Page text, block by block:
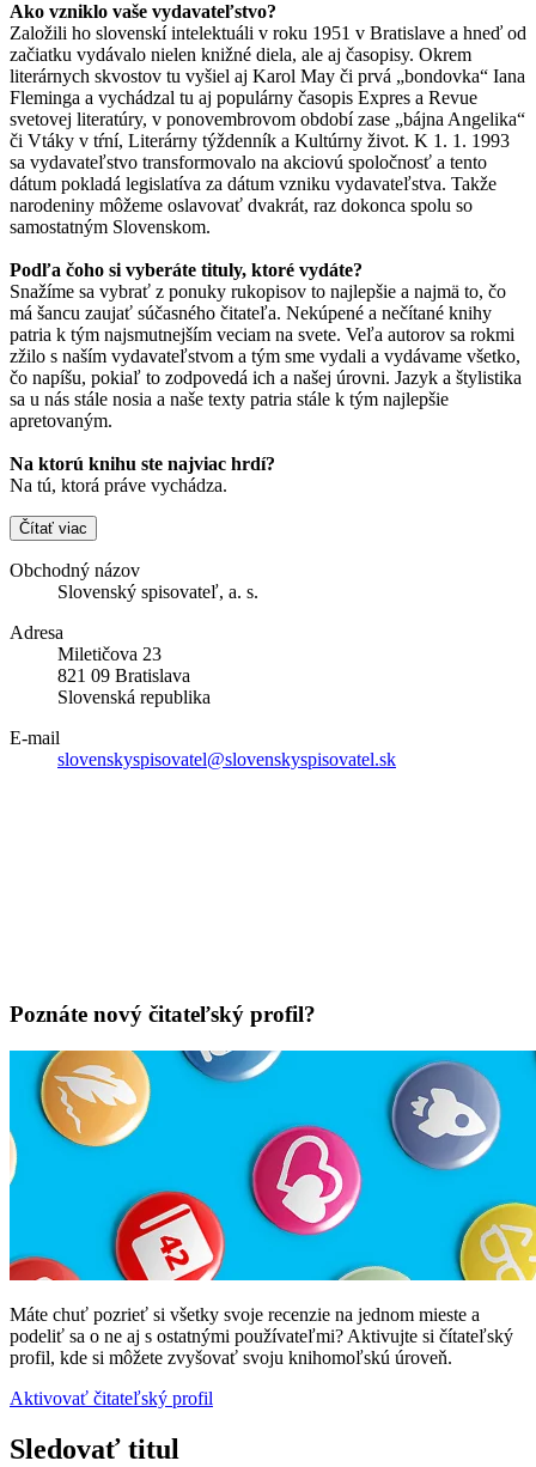
Ako vzniklo vaše vydavateľstvo?
Založili ho slovenskí intelektuáli v roku 1951 v Bratislave a hneď od
začiatku vydávalo nielen knižné diela, ale aj časopisy. Okrem
literárnych skvostov tu vyšiel aj Karol May či prvá „bondovka“ Iana
Fleminga a vychádzal tu aj populárny časopis Expres a Revue
svetovej literatúry, v ponovembrovom období zase „bájna Angelika“
či Vtáky v tŕní, Literárny týždenník a Kultúrny život. K 1. 1. 1993
sa vydavateľstvo transformovalo na akciovú spoločnosť a tento
dátum pokladá legislatíva za dátum vzniku vydavateľstva. Takže
narodeniny môžeme oslavovať dvakrát, raz dokonca spolu so
samostatným Slovenskom.
Podľa čoho si vyberáte tituly, ktoré vydáte?
Snažíme sa vybrať z ponuky rukopisov to najlepšie a najmä to, čo
má šancu zaujať súčasného čitateľa. Nekúpené a nečítané knihy
patria k tým najsmutnejším veciam na svete. Veľa autorov sa rokmi
zžilo s naším vydavateľstvom a tým sme vydali a vydávame všetko,
čo napíšu, pokiaľ to zodpovedá ich a našej úrovni. Jazyk a štylistika
sa u nás stále nosia a naše texty patria stále k tým najlepšie
apretovaným.
Na ktorú knihu ste najviac hrdí?
Na tú, ktorá práve vychádza.
Čítať viac
Obchodný názov
Slovenský spisovateľ, a. s.
Adresa
Miletičova 23
821 09 Bratislava
Slovenská republika
E-mail
slovenskyspisovatel@slovenskyspisovatel.sk
Poznáte nový čitateľský profil?
Máte chuť pozrieť si všetky svoje recenzie na jednom mieste a
podeliť sa o ne aj s ostatnými používateľmi? Aktivujte si čítateľský
profil, kde si môžete zvyšovať svoju knihomoľskú úroveň.
Aktivovať čitateľský profil
Sledovať titul